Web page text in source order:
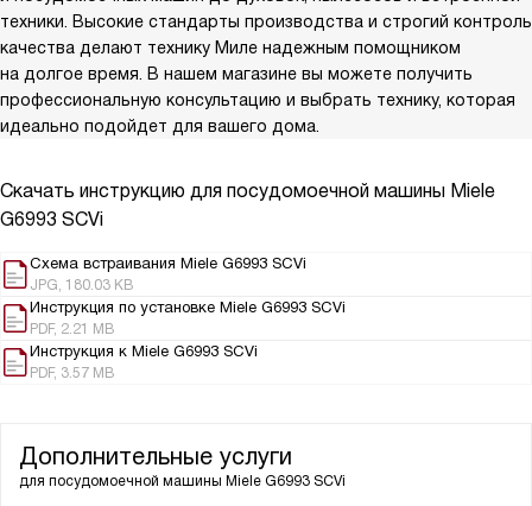
техники. Высокие стандарты производства и строгий контроль
качества делают технику Миле надежным помощником
на долгое время. В нашем магазине вы можете получить
профессиональную консультацию и выбрать технику, которая
идеально подойдет для вашего дома.
Скачать инструкцию для посудомоечной машины Miele
G6993 SCVi
Схема встраивания Miele G6993 SCVi
JPG, 180.03 KB
Инструкция по установке Miele G6993 SCVi
PDF, 2.21 MB
Инструкция к Miele G6993 SCVi
PDF, 3.57 MB
Дополнительные услуги
для посудомоечной машины Miele G6993 SCVi